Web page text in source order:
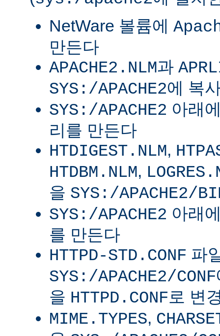
NetWare 볼륨에
만든다
APACHE2.NLM과
SYS:/APACHE2에 복
SYS:/APACHE2 아래
리를 만든다
HTDIGEST.NLM,
HTDBM.NLM,
을 SYS:/APACHE2/
SYS:/APACHE2 아래
를 만든다
HTTPD-STD.CONF 파
SYS:/APACHE2/CONF
을 HTTPD.CONF 로 변
MIME.TYPES,